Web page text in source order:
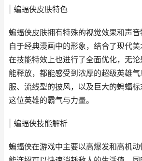
| 蝙蝠侠皮肤特色
蝙蝠侠皮肤拥有特殊的视觉效果和声
自于经典漫画中的形象，结合了现代
在技能特效上也进行了全面优化，无
能释放，都能感受到浓厚的超级英雄
服、流线型的披风，以及巨大的蝙蝠
这位英雄的霸气与力量。
| 蝙蝠侠技能解析
蝙蝠侠在游戏中主要以高爆发和高机